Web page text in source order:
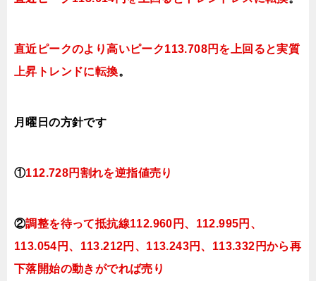
直近ピークのより高いピーク113.708円を上回ると実質
上昇 トレンドに転換。
月曜日の方針です
①112.728円割れを逆指値売り
②調整を待って抵抗線112.960円、112.995円、
113.054円、113.212円、113.243円、113.332円から再
下落開始の動きがでれば売り